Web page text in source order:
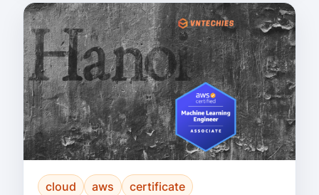
cloud aws certificate